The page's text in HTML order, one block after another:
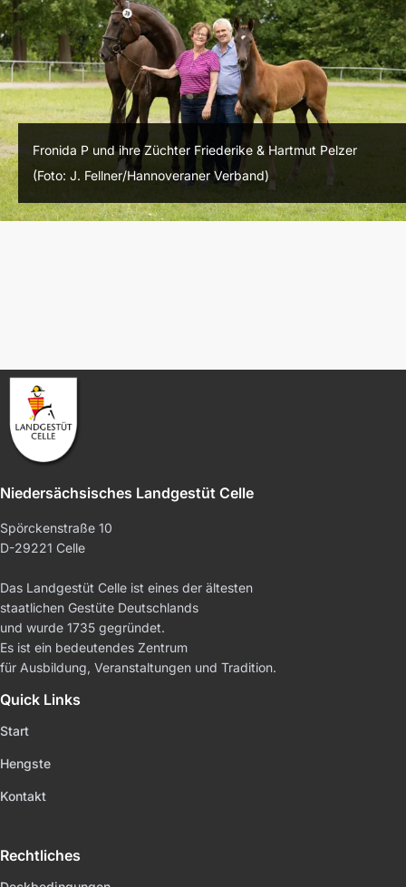
Fronida P und ihre Züchter Friederike & Hartmut Pelzer
(Foto: J. Fellner/Hannoveraner Verband)
Niedersächsisches Landgestüt Celle
Spörckenstraße 10
D-29221 Celle
Das Landgestüt Celle ist eines der ältesten
staatlichen Gestüte Deutschlands
und wurde 1735 gegründet.
Es ist ein bedeutendes Zentrum
für Ausbildung, Veranstaltungen und Tradition.
Quick Links
Start
Hengste
Kontakt
Rechtliches